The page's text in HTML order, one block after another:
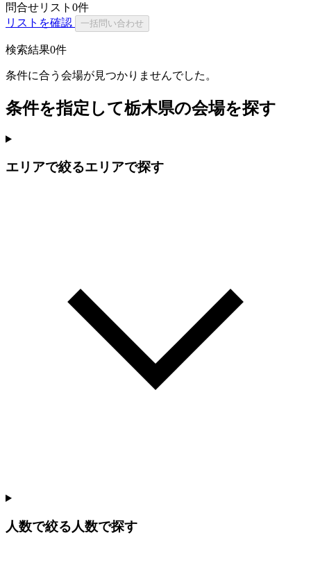
問合せリスト 0件
リストを確認
一括問い合わせ
検索結果0件
条件に合う会場が見つかりませんでした。
条件を指定して栃木県の会場を探す
エリアで絞るエリアで探す
人数で絞る人数で探す